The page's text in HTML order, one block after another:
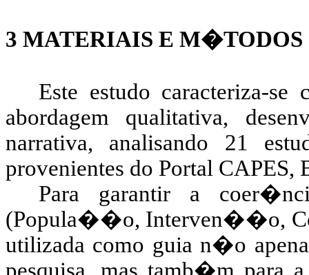
3 MATERIAIS E M�TODOS
Este estudo caracteriza-
abordagem qualitativa,
narrativa, analisando 21
provenientes do Portal CAPES,
Para garantir a
(Popula��o, Interven��o,
utilizada como guia n�o